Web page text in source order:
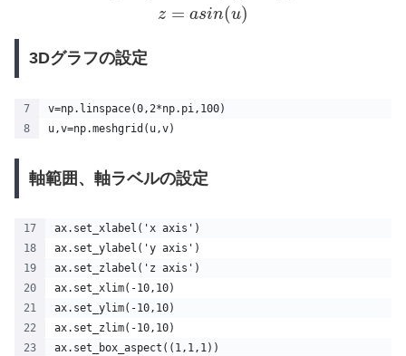
z = asin(u)
3Dグラフの設定
v=np.linspace(0,2*np.pi,100)
u,v=np.meshgrid(u,v)
軸範囲、軸ラベルの設定
ax.set_xlabel('x axis')
ax.set_ylabel('y axis')
ax.set_zlabel('z axis')
ax.set_xlim(-10,10)
ax.set_ylim(-10,10)
ax.set_zlim(-10,10)
ax.set_box_aspect((1,1,1))